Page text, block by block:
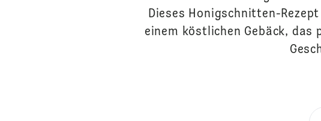
Dieses Honigschnitten-
einem köstlichen Gebäck,